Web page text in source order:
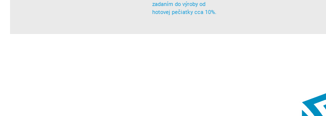
zadaním do výroby od
hotovej pečiatky cca 10%.